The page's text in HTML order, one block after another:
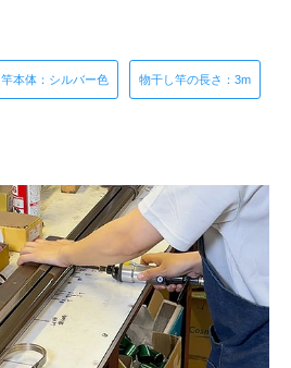
竿本体：シルバー色 物干し竿の長さ：3m